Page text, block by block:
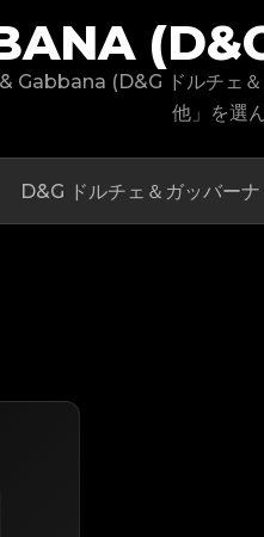
Gabbana (D&G ドルチェ＆
他」を選